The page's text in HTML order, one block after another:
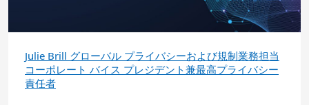
Julie Brill グローバル プライバシーおよび規制業務担当
コーポレート バイス プレジデント兼最高プライバシー
責任者